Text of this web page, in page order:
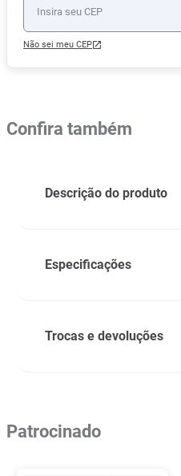
Não sei meu CEP
Confira também
Descrição do produto
Especificações
Trocas e devoluções
Patrocinado